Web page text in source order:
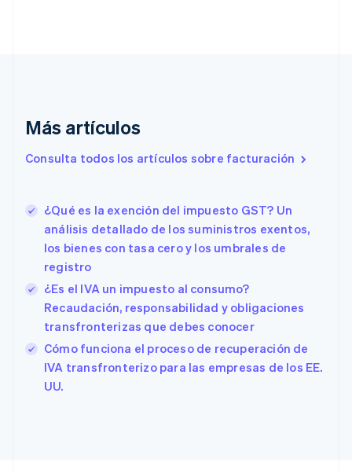
Más artículos
Consulta todos los artículos sobre facturación
¿Qué es la exención del impuesto GST? Un
análisis detallado de los suministros exentos,
los bienes con tasa cero y los umbrales de
registro
¿Es el IVA un impuesto al consumo?
Recaudación, responsabilidad y obligaciones
transfronterizas que debes conocer
Cómo funciona el proceso de recuperación de
IVA transfronterizo para las empresas de los EE.
UU.
English
English Italiano
Emiratos Árabes Unidos
English
Eslovaquia
English
English Italiano
España
EspañolEnglish
Estados Unidos
简体中文
Estonia
English